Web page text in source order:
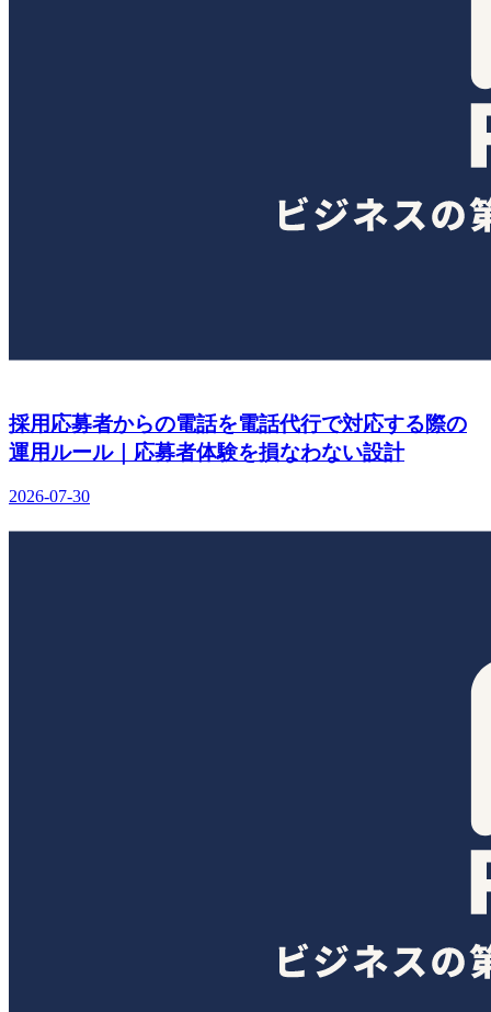
採用応募者からの電話を電話代行で対応する際の
運用ルール｜応募者体験を損なわない設計
2026-07-30